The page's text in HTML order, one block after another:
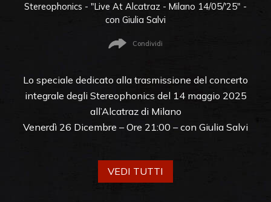
Stereophonics - "Live At Alcatraz - Milano 14/05/'25" -
con Giulia Salvi
Condividi
Lo speciale dedicato alla trasmissione del concerto
integrale degli Stereophonics del 14 maggio 2025
all’Alcatraz di Milano
Venerdì 26 Dicembre – Ore 21:00 – con Giulia Salvi
VEDI TUTTI